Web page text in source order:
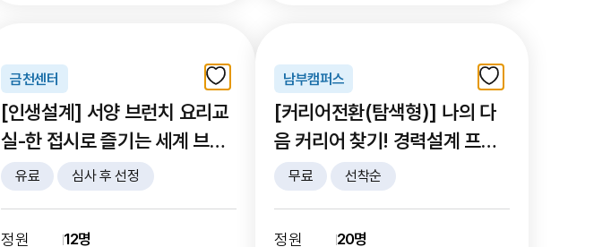
금천센터
[인생설계] 서양 브런치 요리교
실-한 접시로 즐기는 세계 브런
치유료 심사 후 선정
정원 12명
남부캠퍼스
[커리어전환(탐색형)] 나의 다
음 커리어 찾기! 경력설계 프로
그램 (10월)
무료 선착순
정원 20명